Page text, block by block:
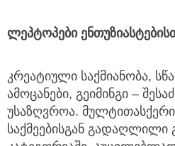
ლეპტოპები
კრეატიული საქმიანობა,
ამოცანები, გეიმინგი –
უსაზღვროა.
საქმეებისგან გადაღლილი